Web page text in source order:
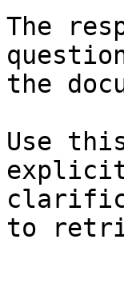
The
the
Use